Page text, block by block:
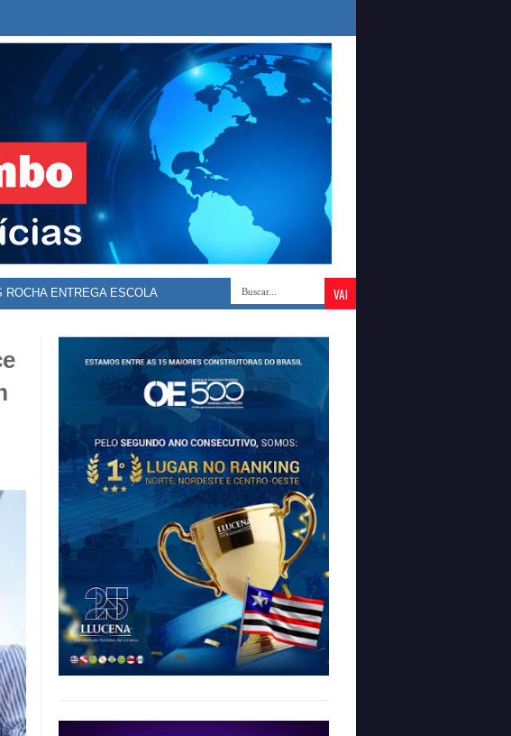
ENTREGA ESCOLAS TOTALMENTE RECUPERADA E REFORÇA INVESTIMENTOS NA